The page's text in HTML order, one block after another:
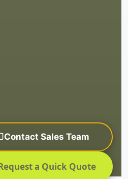
Sitemap
Contact Sales Team
a Quick Quote